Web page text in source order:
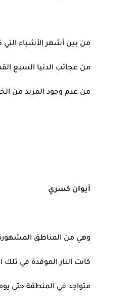
من بين أشهر الأشياء التي
من عجائب الدنيا السبع
من عدم وجود المزيد من
أيوان كسري
وهي من المناطق
كانت النار الموقدة في
متواجد في المنطقة حتى